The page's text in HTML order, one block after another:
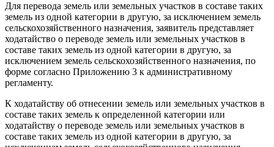
Для перевода земель или земельных участков в составе таких
земель из одной категории в другую, за исключением земель
сельскохозяйственного назначения, заявитель представляет
ходатайство о переводе земель или земельных участков в
составе таких земель из одной категории в другую, за
исключением земель сельскохозяйственного назначения, по
форме согласно Приложению 3 к административному
регламенту.
К ходатайству об отнесении земель или земельных участков в
составе таких земель к определенной категории или
ходатайству о переводе земель или земельных участков в
составе таких земель из одной категории в другую, за